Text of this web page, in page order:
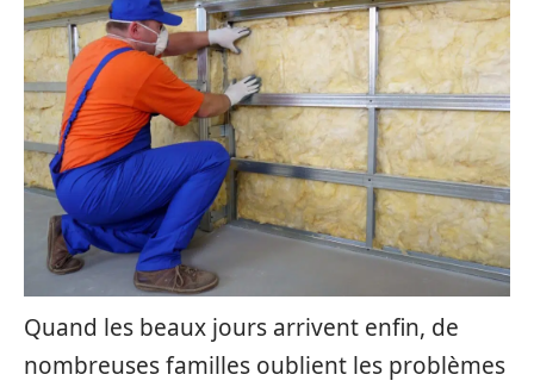
Quand les beaux jours arrivent enfin, de
nombreuses familles oublient les problèmes